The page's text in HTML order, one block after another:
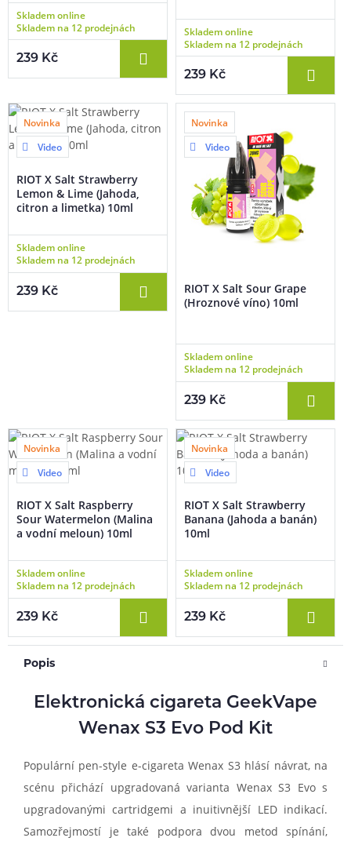
Skladem online
Skladem na 12 prodejnách
239 Kč
Skladem online
Skladem na 12 prodejnách
239 Kč
Novinka
Video
RIOT X Salt Strawberry
Lemon & Lime (Jahoda,
citron a limetka) 10ml
Skladem online
Skladem na 12 prodejnách
239 Kč
Novinka
Video
RIOT X Salt Sour Grape
(Hroznové víno) 10ml
Skladem online
Skladem na 12 prodejnách
239 Kč
Novinka
Video
RIOT X Salt Raspberry
Sour Watermelon (Malina
a vodní meloun) 10ml
Skladem online
Skladem na 12 prodejnách
239 Kč
Novinka
Video
RIOT X Salt Strawberry
Banana (Jahoda a banán)
10ml
Skladem online
Skladem na 12 prodejnách
239 Kč
Popis
Elektronická cigareta GeekVape
Wenax S3 Evo Pod Kit
Populární pen-style e-cigareta Wenax S3 hlásí návrat, na
scénu přichází upgradovaná varianta Wenax S3 Evo s
upgradovanými cartridgemi a inuitivnější LED indikací.
Samozřejmostí je také podpora dvou metod spínání,